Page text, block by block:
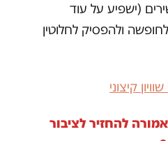
ישירים (ישפיע על עוד
לחופשה ולהפסיק לחלוטין
קיצוני
להחזיר לציבור